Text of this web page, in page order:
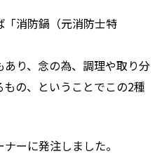
消防鍋（元消防士特
り、 念の為、調理や取り分
の、ということでこの2種
ーに発注しました。